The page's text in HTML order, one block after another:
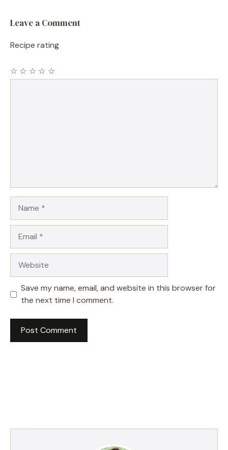
Leave a Comment
Recipe rating
☆
☆
☆
☆
☆
Save my name, email, and website in this browser for
the next time I comment.